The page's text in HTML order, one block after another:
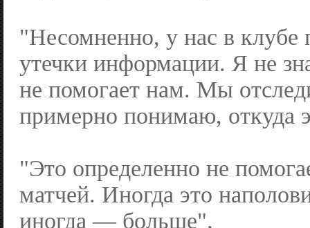
"Несомненно, у нас в клубе
утечки информации. Я не
не помогает нам. Мы
примерно понимаю, откуда
"Это определенно не
матчей. Иногда это
иногда — больше".